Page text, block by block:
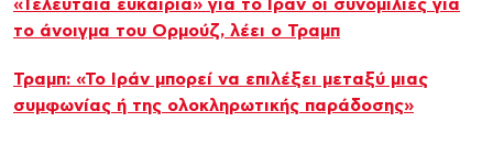
«Τελευταία ευκαιρία» για το Ιράν οι συνομιλίες για
το άνοιγμα του Ορμούζ, λέει ο Τραμπ
Τραμπ: «Το Ιράν μπορεί να επιλέξει μεταξύ μιας
συμφωνίας ή της ολοκληρωτικής παράδοσης»